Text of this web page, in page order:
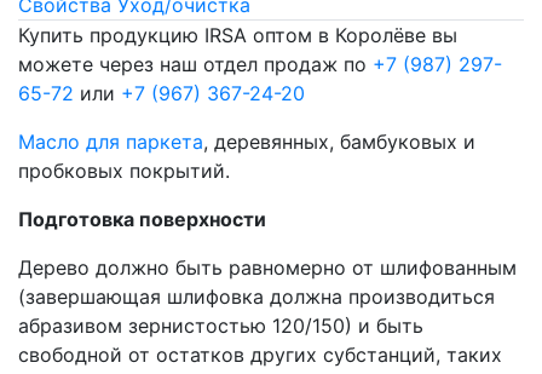
Купить продукцию IRSA оптом в Королёве вы
можете через наш отдел продаж по +7 (987) 297-
65-72 или +7 (967) 367-24-20
Масло для паркета, деревянных, бамбуковых и
пробковых покрытий.
Подготовка поверхности
Дерево должно быть равномерно от шлифованным
(завершающая шлифовка должна производиться
абразивом зернистостью 120/150) и быть
свободной от остатков других субстанций, таких